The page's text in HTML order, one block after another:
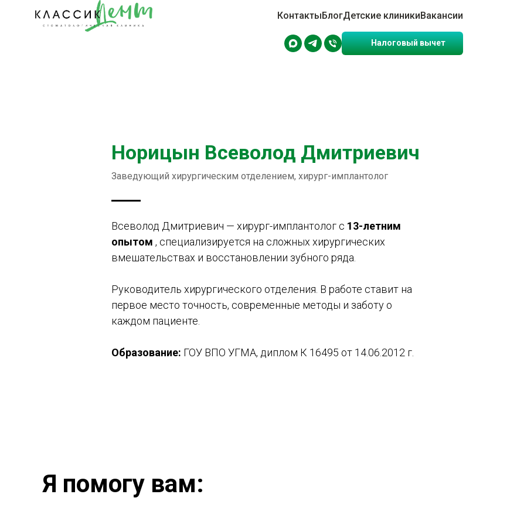
Контакты БлогДетские клиники Вакансии
Налоговый вычет
Норицын Всеволод Дмитриевич
Заведующий хирургическим отделением, хирург-имплантолог
Всеволод Дмитриевич — хирург-имплантолог с 13-летним
опытом , специализируется на сложных хирургических
вмешательствах и восстановлении зубного ряда.
Руководитель хирургического отделения. В работе ставит на
первое место точность, современные методы и заботу о
каждом пациенте.
Образование: ГОУ ВПО УГМА, диплом К 16495 от 14.06.2012 г.
Я помогу вам: